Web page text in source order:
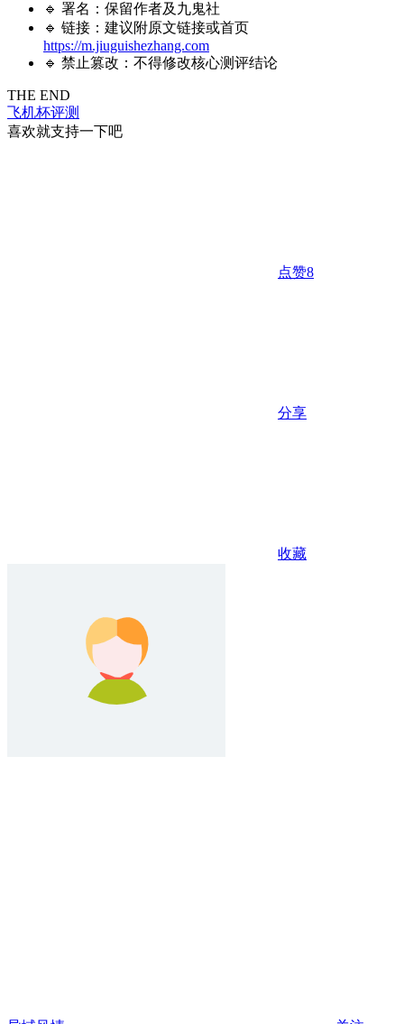
🔹 署名：保留作者及 九鬼社
🔹 链接：建议附原文链接或首页
https://m.jiuguishezhang.com
🔹 禁止篡改：不得修改核心测评结论
THE END
飞机杯评测
喜欢就支持一下吧
点赞8
分享
收藏